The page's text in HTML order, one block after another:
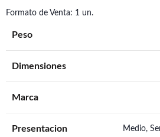
Formato de Venta: 1 un.
Peso
Dimensiones
Marca
Presentacion Medio,